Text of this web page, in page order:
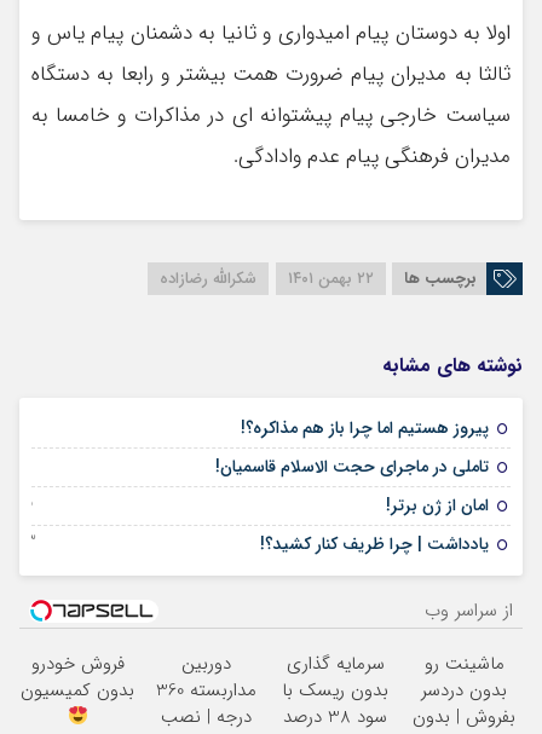
اولا به دوستان پیام امیدواری و ثانیا به دشمنان پیام یاس و
ثالثا به مدیران پیام ضرورت همت بیشتر و رابعا به دستگاه
سیاست خارجی پیام پیشتوانه ای در مذاکرات و خامسا به
مدیران فرهنگی پیام عدم وادادگی.
برچسب ها ۲۲ بهمن ۱۴۰۱ شکرالله رضازاده
نوشته های مشابه
پیروز هستیم اما چرا باز هم مذاکره؟!
تاملی در ماجرای حجت الاسلام قاسمیان!
امان از ژن برتر! 05 آوریل 2025
یادداشت | چرا ظریف کنار کشید؟! 03 مارس 2025
از سراسر وب
ماشینت رو
بدون دردسر
بفروش | بدون
سرمایه گذاری
بدون ریسک با
سود 38 درصد
دوربین
مداربسته 360
درجه | نصب
فروش خودرو
بدون کمیسیون